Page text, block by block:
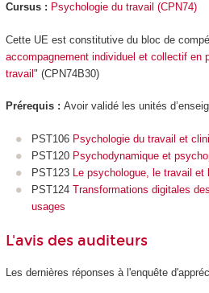
Cursus : Psychologie du travail (CPN74)
Cette UE est constitutive du bloc de
accompagnement individuel et collectif en
travail " (CPN74B30)
Prérequis : Avoir validé les unités
PST106 Psychologie du travail et
PST120 Psychodynamique et
PST123
Le psychologue, le travail et
PST124 Transformations digitales
usages
L'avis des auditeurs
Les dernières réponses à l'enquête